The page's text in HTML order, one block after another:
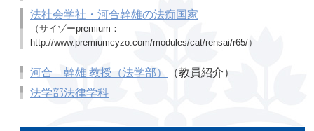
法社会学社・河合幹雄の法痴国家
（サイゾーpremium：
http://www.premiumcyzo.com/modules/cat/rensai/r65/）
河合 幹雄 教授（法学部）
（教員紹介）
法学部法律学科